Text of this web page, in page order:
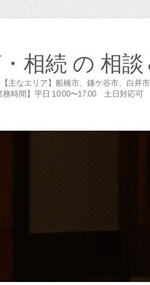
続 の 相談
なエリア】船橋市、鎌ケ谷市、白井
時間】平日 10:00〜17:00 土日対応可